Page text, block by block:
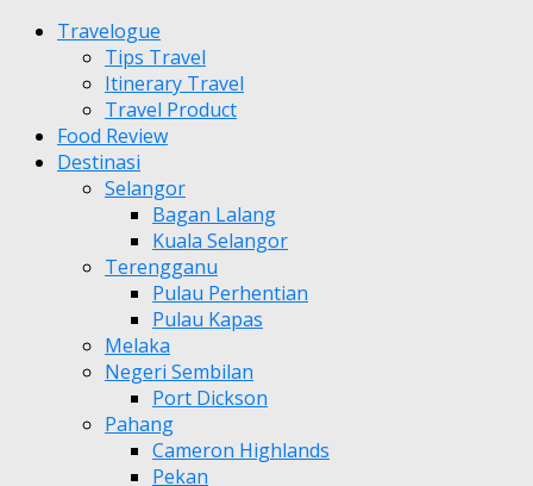
Travelogue
Tips Travel
Itinerary Travel
Travel Product
Food Review
Destinasi
Selangor
Bagan Lalang
Kuala Selangor
Terengganu
Pulau Perhentian
Pulau Kapas
Melaka
Negeri Sembilan
Port Dickson
Pahang
Cameron Highlands
Pekan